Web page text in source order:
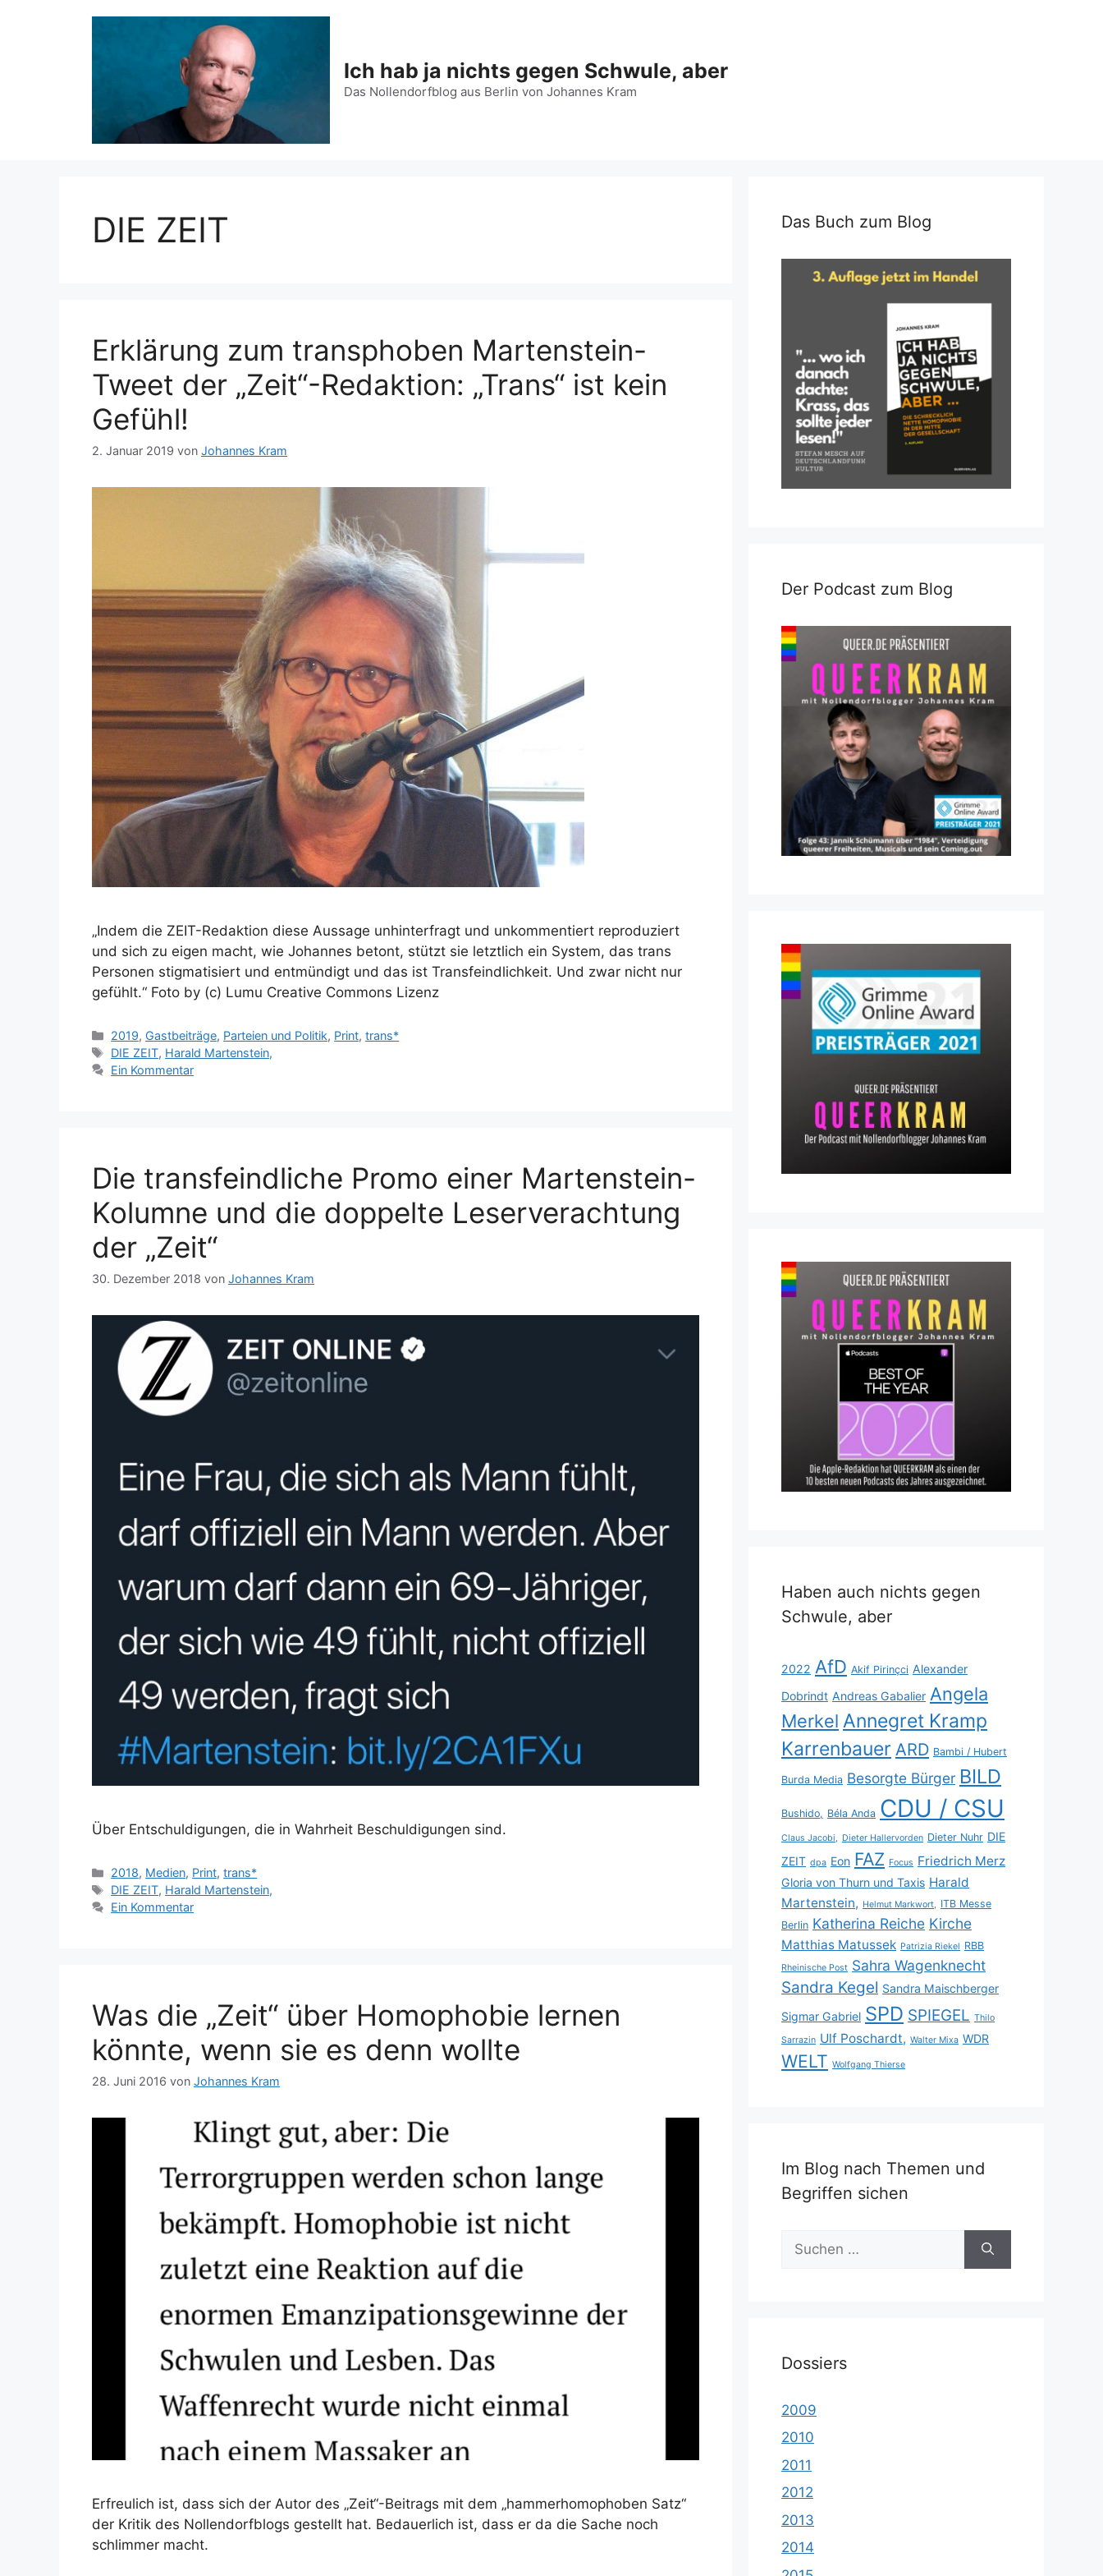
Ich hab ja nichts gegen Schwule, aber
Das Nollendorfblog aus Berlin von Johannes Kram
DIE ZEIT
Erklärung zum transphoben Martenstein-
Tweet der „Zeit“-Redaktion: „Trans“ ist kein
Gefühl!
2. Januar 2019 von Johannes Kram
„Indem die ZEIT-Redaktion diese Aussage unhinterfragt und unkommentiert reproduziert
und sich zu eigen macht, wie Johannes betont, stützt sie letztlich ein System, das trans
Personen stigmatisiert und entmündigt und das ist Transfeindlichkeit. Und zwar nicht nur
gefühlt.“ Foto by (c) Lumu Creative Commons Lizenz
Kategorien
2019, Gastbeiträge, Parteien und Politik, Print,trans*
Schlagwörter
DIE ZEIT, Harald Martenstein,
Ein Kommentar
Die transfeindliche Promo einer Martenstein-
Kolumne und die doppelte Leserverachtung
der „Zeit“
30. Dezember 2018 von Johannes Kram
Über Entschuldigungen, die in Wahrheit Beschuldigungen sind.
Kategorien
2018, Medien, Print,trans*
Schlagwörter
DIE ZEIT, Harald Martenstein,
Ein Kommentar
Was die „Zeit“ über Homophobie lernen
könnte, wenn sie es denn wollte
28. Juni 2016 von Johannes Kram
Erfreulich ist, dass sich der Autor des „Zeit“-Beitrags mit dem „hammerhomophoben Satz“
der Kritik des Nollendorfblogs gestellt hat. Bedauerlich ist, dass er da die Sache noch
schlimmer macht.
Das Buch zum Blog
Der Podcast zum Blog
Haben auch nichts gegen
Schwule, aber
2022 AfD Akif Pirinçci Alexander
Dobrindt Andreas Gabalier Angela
Merkel Annegret Kramp
Karrenbauer ARD Bambi / Hubert
Burda Media Besorgte Bürger BILD
Bushido, Béla Anda CDU / CSU
Claus Jacobi, Dieter Hallervorden Dieter Nuhr DIE
ZEIT dpa Eon FAZ Focus Friedrich Merz
Gloria von Thurn und Taxis Harald
Martenstein, Helmut Markwort, ITB Messe
Berlin Katherina Reiche Kirche
Matthias Matussek Patrizia Riekel RBB
Rheinische Post Sahra Wagenknecht
Sandra Kegel Sandra Maischberger
Sigmar Gabriel SPD SPIEGEL Thilo
Sarrazin Ulf Poschardt, Walter Mixa WDR
WELT Wolfgang Thierse
Im Blog nach Themen und
Begriffen sichen
nach:
Dossiers
2009
2010
2011
2012
2013
2014